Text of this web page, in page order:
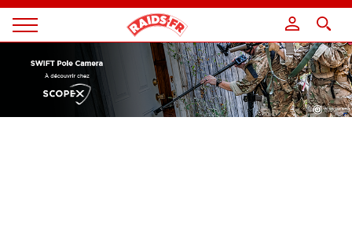
Magazine
Panneau de gestion des cookies